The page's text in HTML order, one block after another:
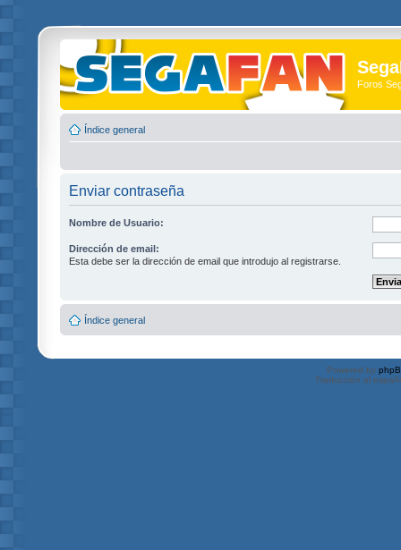
Foros
Índice general
Enviar contraseña
Nombre de Usuario:
Dirección de email:
Esta debe ser la dirección de email que introdujo al registrarse.
Índice general
Powered by
Traducción al